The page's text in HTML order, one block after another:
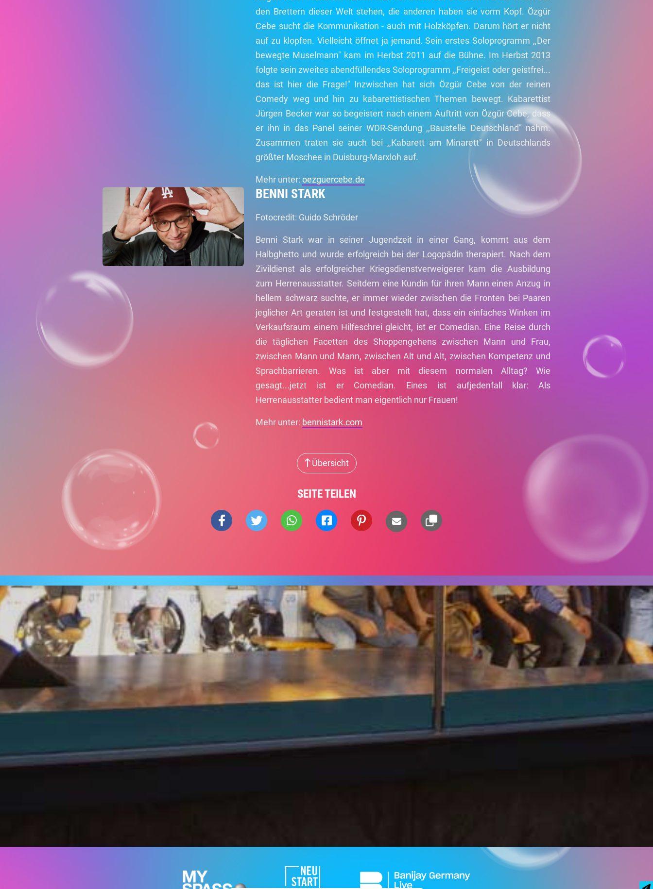
den Brettern dieser Welt stehen, die anderen haben sie vorm Kopf. Özgür
Cebe sucht die Kommunikation - auch mit Holzköpfen. Darum hört er nicht
auf zu klopfen. Vielleicht öffnet ja jemand. Sein erstes Soloprogramm ,,Der
bewegte Muselmann" kam im Herbst 2011 auf die Bühne. Im Herbst 2013
folgte sein zweites abendfüllendes Soloprogramm ,,Freigeist oder geistfrei...
das ist hier die Frage!" Inzwischen hat sich Özgür Cebe von der reinen
Comedy weg und hin zu kabarettistischen Themen bewegt. Kabarettist
Jürgen Becker war so begeistert nach einem Auftritt von Özgür Cebe, dass
er ihn in das Panel seiner WDR-Sendung ,,Baustelle Deutschland" nahm.
Zusammen traten sie auch bei ,,Kabarett am Minarett" in Deutschlands
größter Moschee in Duisburg-Marxloh auf.
Mehr unter:oezguercebe.de
BENNI STARK
Fotocredit: Guido Schröder
Benni Stark war in seiner Jugendzeit in einer Gang, kommt aus dem
Halbghetto und wurde erfolgreich bei der Logopädin therapiert. Nach dem
Zivildienst als erfolgreicher Kriegsdienstverweigerer kam die Ausbildung
zum Herrenausstatter. Seitdem eine Kundin für ihren Mann einen Anzug in
hellem schwarz suchte, er immer wieder zwischen die Fronten bei Paaren
jeglicher Art geraten ist und festgestellt hat, dass ein einfaches Winken im
Verkaufsraum einem Hilfeschrei gleicht, ist er Comedian. Eine Reise durch
die täglichen Facetten des Shoppengehens zwischen Mann und Frau,
zwischen Mann und Mann, zwischen Alt und Alt, zwischen Kompetenz und
Sprachbarrieren. Was ist aber mit diesem normalen Alltag? Wie
gesagt...jetzt ist er Comedian. Eines ist aufjedenfall klar: Als
Herrenausstatter bedient man eigentlich nur Frauen!
Mehr unter: bennistark.com
Übersicht
SEITE TEILEN